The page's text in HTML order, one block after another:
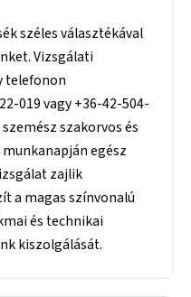
széles választékával
Vizsgálati
telefonon
019 vagy +36-42-504-
szakorvos és
egész
zajlik
a magas színvonalú
és technikai
kiszolgálását.